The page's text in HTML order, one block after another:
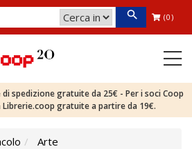
(0)
spedizione gratuite da 25€ - Per i soci Coop
gratuite a partire da 19€.
Arte